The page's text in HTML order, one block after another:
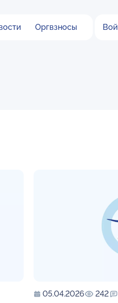
Оргвзносы
05.04.2026 242